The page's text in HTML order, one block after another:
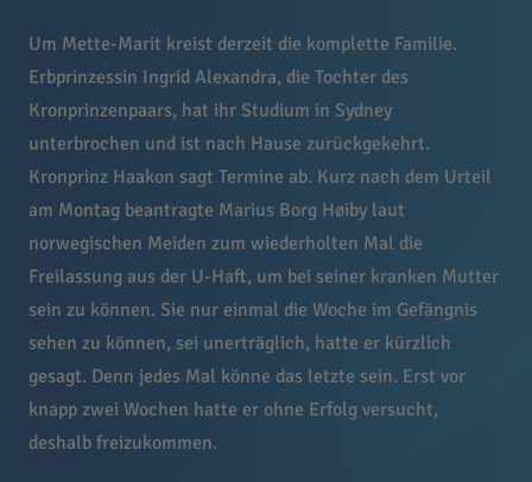
Um Mette-Marit kreist derzeit die komplette Familie.
Erbprinzessin Ingrid Alexandra, die Tochter des
Kronprinzenpaars, hat ihr Studium in Sydney
unterbrochen und ist nach Hause zurückgekehrt.
Kronprinz Haakon sagt Termine ab. Kurz nach dem Urteil
am Montag beantragte Marius Borg Høiby laut
norwegischen Meiden zum wiederholten Mal die
Freilassung aus der U-Haft, um bei seiner kranken Mutter
sein zu können. Sie nur einmal die Woche im Gefängnis
sehen zu können, sei unerträglich, hatte er kürzlich
gesagt. Denn jedes Mal könne das letzte sein. Erst vor
knapp zwei Wochen hatte er ohne Erfolg versucht,
deshalb freizukommen.